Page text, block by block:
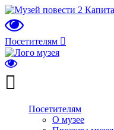
Посетителям
Посетителям
О музее